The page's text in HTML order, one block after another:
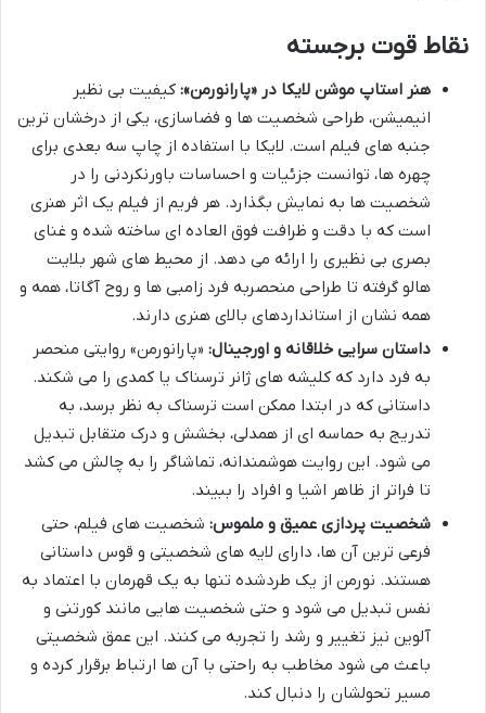
نقاط قوت برجسته
هنر استاپ موشن لایکا در «پارانورمن»: کیفیت بی نظیر
انیمیشن، طراحی شخصیت ها و فضاسازی، یکی از درخشان ترین
جنبه های فیلم است. لایکا با استفاده از چاپ سه بعدی برای
چهره ها، توانست جزئیات و احساسات باورنکردنی را در
شخصیت ها به نمایش بگذارد. هر فریم از فیلم یک اثر هنری
است که با دقت و ظرافت فوق العاده ای ساخته شده و غنای
بصری بی نظیری را ارائه می دهد. از محیط های شهر بلایت
هالو گرفته تا طراحی منحصربه فرد زامبی ها و روح آگاتا، همه و
همه نشان از استانداردهای بالای هنری دارند.
داستان سرایی خلاقانه و اورجینال: «پارانورمن» روایتی منحصر
به فرد دارد که کلیشه های ژانر ترسناک یا کمدی را می شکند.
داستانی که در ابتدا ممکن است ترسناک به نظر برسد، به
تدریج به حماسه ای از همدلی، بخشش و درک متقابل تبدیل
می شود. این روایت هوشمندانه، تماشاگر را به چالش می کشد
تا فراتر از ظاهر اشیا و افراد را ببیند.
شخصیت پردازی عمیق و ملموس: شخصیت های فیلم، حتی
فرعی ترین آن ها، دارای لایه های شخصیتی و قوس داستانی
هستند. نورمن از یک طردشده تنها به یک قهرمان با اعتماد به
نفس تبدیل می شود و حتی شخصیت هایی مانند کورتنی و
آلوین نیز تغییر و رشد را تجربه می کنند. این عمق شخصیتی
باعث می شود مخاطب به راحتی با آن ها ارتباط برقرار کرده و
مسیر تحولشان را دنبال کند.